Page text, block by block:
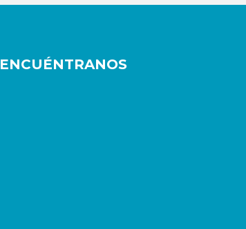
ENCUÉNTRANOS